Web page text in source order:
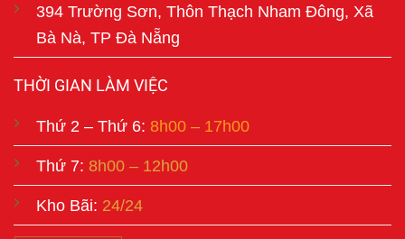
394 Trường Sơn, Thôn Thạch Nham Đông, Xã
Bà Nà, TP Đà Nẵng
THỜI GIAN LÀM VIỆC
Thứ 2 – Thứ 6: 8h00 – 17h00
Thứ 7: 8h00 – 12h00
Kho Bãi: 24/24